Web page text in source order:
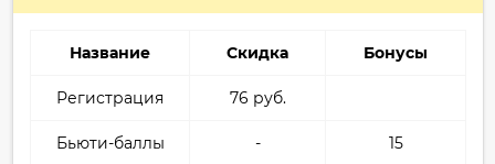
Название Скидка Бонусы
Регистрация 76 руб.
Бьюти-баллы - 15